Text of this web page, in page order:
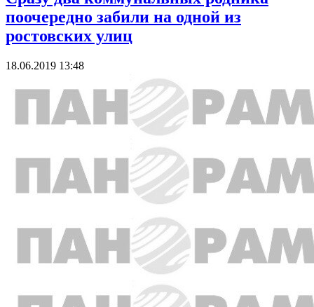
поочередно забили на одной из
ростовских улиц
18.06.2019 13:48